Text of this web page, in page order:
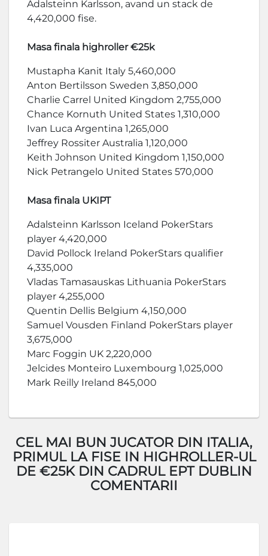
Adalsteinn Karlsson, avand un stack de
4,420,000 fise.
Masa finala highroller €25k
Mustapha Kanit Italy 5,460,000
Anton Bertilsson Sweden 3,850,000
Charlie Carrel United Kingdom 2,755,000
Chance Kornuth United States 1,310,000
Ivan Luca Argentina 1,265,000
Jeffrey Rossiter Australia 1,120,000
Keith Johnson United Kingdom 1,150,000
Nick Petrangelo United States 570,000
Masa finala UKIPT
Adalsteinn Karlsson Iceland PokerStars
player 4,420,000
David Pollock Ireland PokerStars qualifier
4,335,000
Vladas Tamasauskas Lithuania PokerStars
player 4,255,000
Quentin Dellis Belgium 4,150,000
Samuel Vousden Finland PokerStars player
3,675,000
Marc Foggin UK 2,220,000
Jelcides Monteiro Luxembourg 1,025,000
Mark Reilly Ireland 845,000
CEL MAI BUN JUCATOR DIN ITALIA,
PRIMUL LA FISE IN HIGHROLLER-UL
DE €25K DIN CADRUL EPT DUBLIN
COMENTARII